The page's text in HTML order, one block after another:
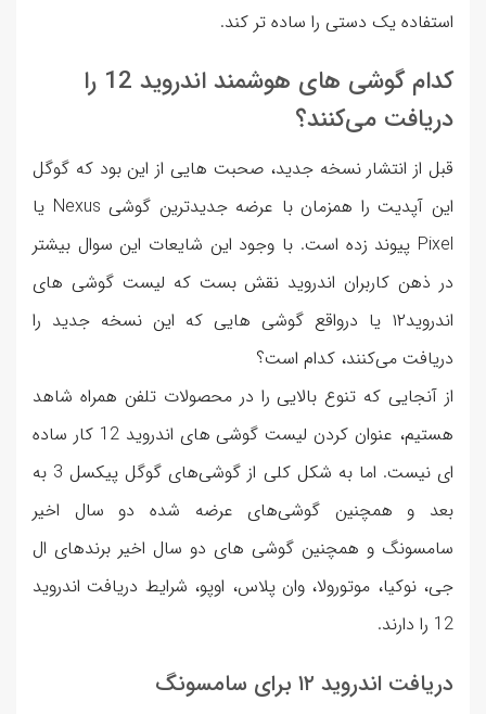
استفاده یک دستی را ساده تر کند.
کدام گوشی های هوشمند اندروید 12 را
دریافت می‌کنند؟
قبل از انتشار نسخه جدید، صحبت هایی از این بود که گوگل
این آپدیت را همزمان با عرضه جدیدترین گوشی Nexus یا
Pixel پیوند زده است. با وجود این شایعات این سوال بیشتر
در ذهن کاربران اندروید نقش بست که لیست گوشی های
اندروید۱۲ یا درواقع گوشی هایی که این نسخه جدید را
دریافت می‌کنند، کدام است؟
از آنجایی که تنوع بالایی را در محصولات تلفن همراه شاهد
هستیم، عنوان کردن لیست گوشی های اندروید 12 کار ساده
ای نیست. اما به شکل کلی از گوشی‌های گوگل پیکسل 3 به
بعد و همچنین گوشی‌های عرضه شده دو سال اخیر
سامسونگ و همچنین گوشی های دو سال اخیر برندهای ال
جی، نوکیا، موتورولا، وان پلاس، اوپو، شرایط دریافت اندروید
12 را دارند.
دریافت اندروید ۱۲ برای سامسونگ